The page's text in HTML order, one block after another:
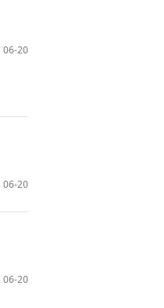
06-20
06-20
06-20